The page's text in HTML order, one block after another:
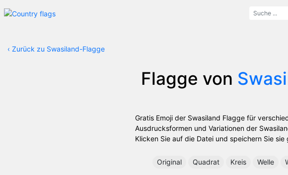
‹ Zurück zu Swasiland-Flagge
Flagge von
Gratis Emoji der Swasiland Flagge für
Ausdrucksformen und Variationen der
Klicken Sie auf die Datei und speichern Sie sie
Original Quadrat Kreis Welle